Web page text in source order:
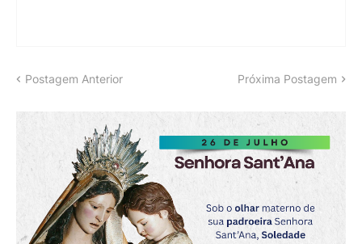
Postagem Anterior Próxima Postagem